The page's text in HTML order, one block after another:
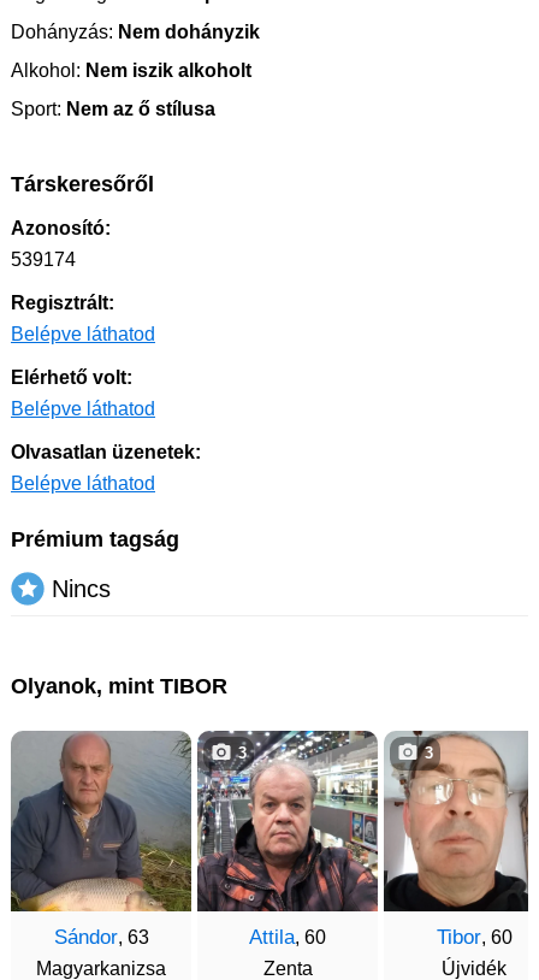
Dohányzás: Nem dohányzik
Alkohol: Nem iszik alkoholt
Sport: Nem az ő stílusa
Társkeresőről
Azonosító:
539174
Regisztrált:
Belépve láthatod
Elérhető volt:
Belépve láthatod
Olvasatlan üzenetek:
Belépve láthatod
Prémium tagság
Nincs
Olyanok, mint TIBOR
Sándor, 63
Magyarkanizsa
Attila, 60
Zenta
3
Tibor, 60
Újvidék
3